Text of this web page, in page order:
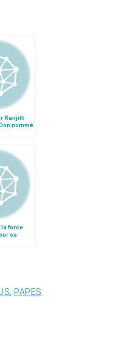
Ranjith
nommé
la force
sa
PAPES